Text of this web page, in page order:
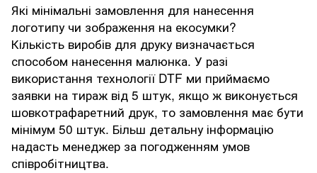
Які мінімальні замовлення для нанесення
логотипу чи зображення на екосумки?
Кількість виробів для друку визначається
способом нанесення малюнка. У разі
використання технології DTF ми приймаємо
заявки на тираж від 5 штук, якщо ж виконується
шовкотрафаретний друк, то замовлення має бути
мінімум 50 штук. Більш детальну інформацію
надасть менеджер за погодженням умов
співробітництва.